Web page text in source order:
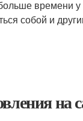
времени у
собой и
на